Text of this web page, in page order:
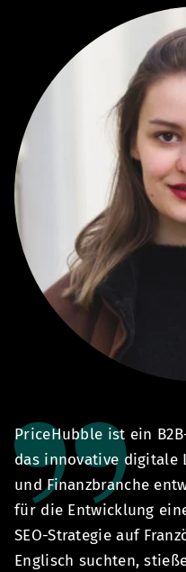
PriceHubble ist ein
das innovative digitale
und Finanzbranche
für die Entwicklung
SEO-Strategie auf
Englisch suchten,